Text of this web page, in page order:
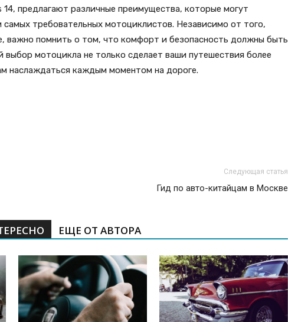
14, предлагают различные преимущества, которые могут
требовательных мотоциклистов. Независимо от того,
важно помнить о том, что комфорт и безопасность должны быть
выбор мотоцикла не только сделает ваши путешествия более
наслаждаться каждым моментом на дороге.
Следующая статья
Гид по авто-китайцам в Москве
ЕЩЕ ОТ АВТОРА